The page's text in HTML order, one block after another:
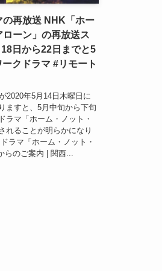
の再放送 NHK「ホー
ーン」の再放送ス
日から22日までと5
クドラマ #リモート
2020年5月14日木曜日に
ますと、5月中旬から下旬
ラマ「ホーム・ノット・
れることが明らかになり
ラマ「ホーム・ノット・
らのご案内 | 関西...